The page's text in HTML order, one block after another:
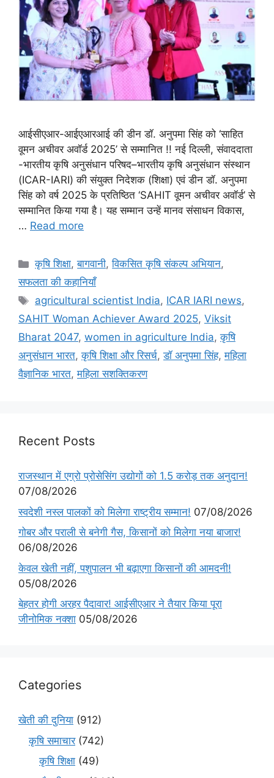
आईसीएआर-आईएआरआई की डीन डॉ. अनुपमा सिंह को ‘साहित
वूमन अचीवर अवॉर्ड 2025’ से सम्मानित !! नई दिल्ली, संवाददाता
-भारतीय कृषि अनुसंधान परिषद–भारतीय कृषि अनुसंधान संस्थान
(ICAR-IARI) की संयुक्त निदेशक (शिक्षा) एवं डीन डॉ. अनुपमा
सिंह को वर्ष 2025 के प्रतिष्ठित ‘SAHIT वूमन अचीवर अवॉर्ड’ से
सम्मानित किया गया है। यह सम्मान उन्हें मानव संसाधन विकास,
… Read more
कृषि शिक्षा,बागवानी,विकसित कृषि संकल्प अभियान,
सफलता की कहानियाँ
agricultural scientist India, ICAR IARI news,
SAHIT Woman Achiever Award 2025, Viksit
Bharat 2047, women in agriculture India,कृषि
अनुसंधान भारत,कृषि शिक्षा और रिसर्च,डॉ अनुपमा सिंह,महिला
वैज्ञानिक भारत,महिला सशक्तिकरण
Recent Posts
राजस्थान में एग्रो प्रोसेसिंग उद्योगों को 1.5 करोड़ तक अनुदान!
07/08/2026
स्वदेशी नस्ल पालकों को मिलेगा राष्ट्रीय सम्मान! 07/08/2026
गोबर और पराली से बनेगी गैस, किसानों को मिलेगा नया बाजार!
06/08/2026
केवल खेती नहीं, पशुपालन भी बढ़ाएगा किसानों की आमदनी!
05/08/2026
बेहतर होगी अरहर पैदावार! आईसीएआर ने तैयार किया पूरा
जीनोमिक नक्शा 05/08/2026
Categories
खेती की दुनिया (912)
कृषि समाचार(742)
कृषि शिक्षा (49)